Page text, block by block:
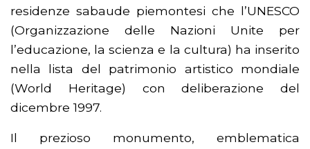
residenze sabaude piemontesi che l’UNESCO
(Organizzazione delle Nazioni Unite per
l’educazione, la scienza e la cultura) ha inserito
nella lista del patrimonio artistico mondiale
(World Heritage) con deliberazione del
dicembre 1997.
Il prezioso monumento, emblematica